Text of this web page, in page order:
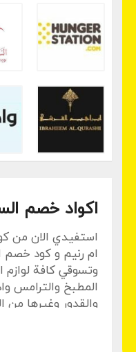
اكواد خصم
استفيدي الان من
ام رنيم و كود خصم
وتسوقي كافة لوازم
المطبخ والترامس
والقدور وغيرها